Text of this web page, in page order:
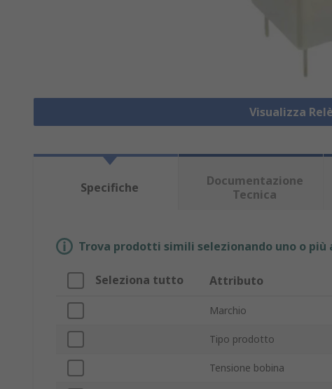
Visualizza
Specifiche
Documentazione
Tecnica
Trova prodotti simili selezionando uno o
Seleziona tutto Attributo
Marchio
Tipo prodotto
Tensione bobina